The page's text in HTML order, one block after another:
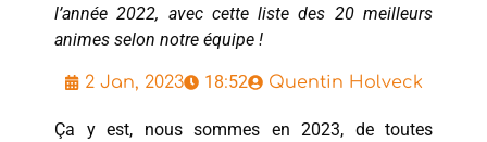
l’année 2022, avec cette liste des 20 meilleurs
animes selon notre équipe !
2 Jan, 2023 18:52 Quentin Holveck
Ça y est, nous sommes en 2023, de toutes